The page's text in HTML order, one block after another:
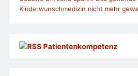
Kinderwunschmedizin nicht mehr
Patientenkompetenz